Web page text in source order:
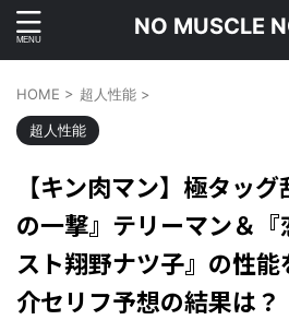
NO MUSCLE
HOME > 超人性能 >
超人性能
【キン肉マン】極タッ
の一撃』テリーマン＆『
スト翔野ナツ子』の性
介セリフ予想の結果は